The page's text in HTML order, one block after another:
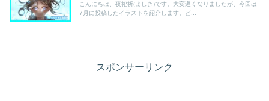
こんにちは、夜祀祈(よしき)です。大変遅くなりましたが、今回は
7月に投稿したイラストを紹介します。ど...
スポンサーリンク